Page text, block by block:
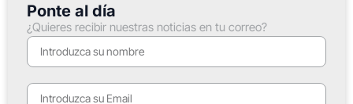
Ponte al día
¿Quieres recibir nuestras noticias en tu correo?